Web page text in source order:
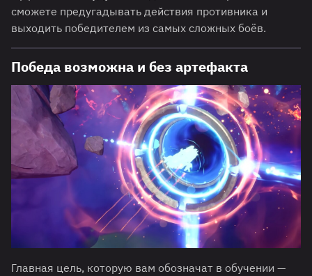
сможете предугадывать действия противника и
выходить победителем из самых сложных боёв.
Победа возможна и без артефакта
Главная цель, которую вам обозначат в обучении —